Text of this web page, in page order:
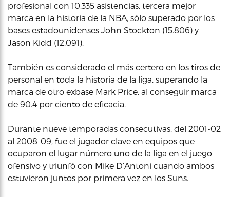
profesional con 10.335 asistencias, tercera mejor
marca en la historia de la NBA, sólo superado por los
bases estadounidenses John Stockton (15.806) y
Jason Kidd (12.091).
También es considerado el más certero en los tiros de
personal en toda la historia de la liga, superando la
marca de otro exbase Mark Price, al conseguir marca
de 90.4 por ciento de eficacia.
Durante nueve temporadas consecutivas, del 2001-02
al 2008-09, fue el jugador clave en equipos que
ocuparon el lugar número uno de la liga en el juego
ofensivo y triunfó con Mike D’Antoni cuando ambos
estuvieron juntos por primera vez en los Suns.